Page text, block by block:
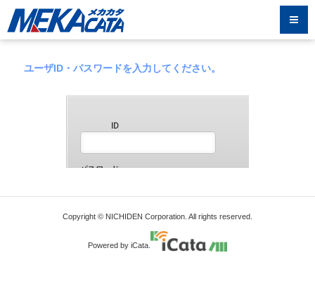
ユーザID・パスワードを入力してください。
Copyright © NICHIDEN Corporation. All rights reserved.
Powered by iCata.